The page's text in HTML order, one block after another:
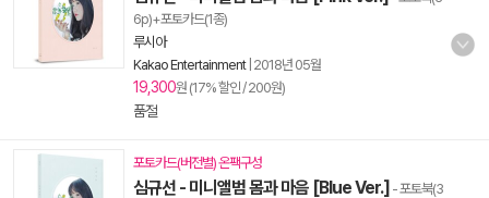
6p)+포토카드(1종)
루시아
Kakao Entertainment| 2018년 05월
19,300원 (17% 할인 / 200원)
품절
포토카드(버전별) 온팩구성
심규선 - 미니앨범 몸과 마음 [Blue Ver.] - 포토북(3